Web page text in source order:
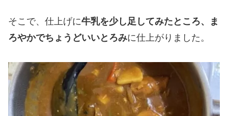
そこで、仕上げに牛乳を少し足してみたところ、ま
ろやかでちょうどいいとろみに仕上がりました。